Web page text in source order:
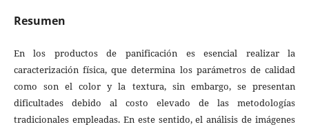
Resumen
En los productos de panificación es esencial realizar la
caracterización física, que determina los parámetros de calidad
como son el color y la textura, sin embargo, se presentan
dificultades debido al costo elevado de las metodologías
tradicionales empleadas. En este sentido, el análisis de imágenes